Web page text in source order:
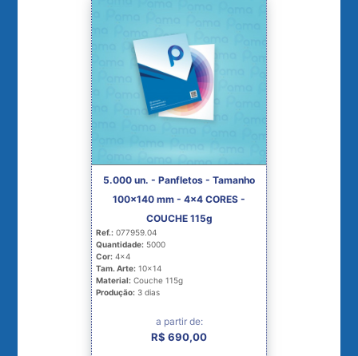
5.000 un. - Panfletos - Tamanho
100x140 mm - 4x4 CORES -
COUCHE 115g
Ref.: 077959.04
Quantidade: 5000
Cor: 4x4
Tam. Arte: 10x14
Material: Couche 115g
Produção: 3 dias
a partir de:
R$ 690,00